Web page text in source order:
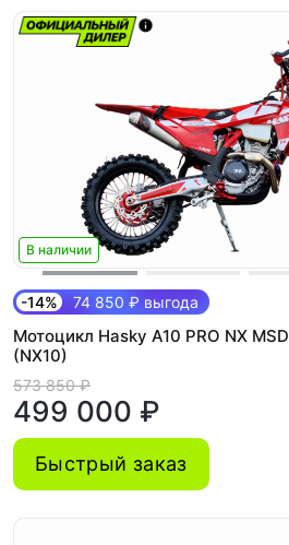
В наличии
-14% 74 850 ₽ выгода
Мотоцикл Hasky A10 PRO NX MSD
(NX10)
573 850 ₽
499 000 ₽
Быстрый заказ